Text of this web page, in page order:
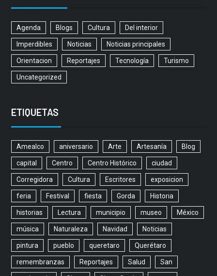
Agenda Blogs Cultura Del interior
Imperdibles Noticias Noticias principales
Orientacion Reportajes Tecnología Turismo
Uncategorized
ETIQUETAS
Amealco aniversario Arte Artesanía Blog
capital Centro Centro Histórico ciudad
Corregidora Cultura Escritores exposicion
feria Festival fiesta Gorda Historia
historias Lectura municipio museo México
música Naturaleza Navidad Noticias
pintura pueblo queretaro Querétaro
remembranzas Reportajes Salud San